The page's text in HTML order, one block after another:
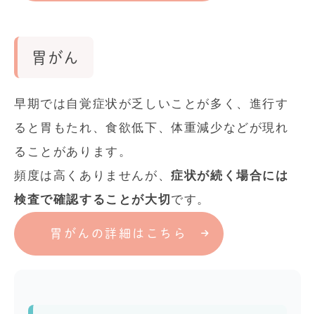
胃がん
早期では自覚症状が乏しいことが多く、進行す
ると胃もたれ、食欲低下、体重減少などが現れ
ることがあります。
頻度は高くありませんが、症状が続く場合には
検査で確認することが大切 です。
胃がんの詳細はこちら